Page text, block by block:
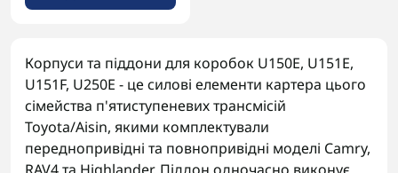
Корпуси та піддони для коробок U150E, U151E,
U151F, U250E - це силові елементи картера цього
сімейства п'ятиступеневих трансмісій
Toyota/Aisin, якими комплектували
переднопривідні та повнопривідні моделі Camry,